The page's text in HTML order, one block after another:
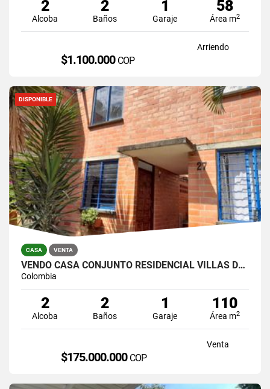
2
Alcoba
2
Baños
1
Garaje
58
Área m2
Arriendo
$1.100.000 COP
DISPONIBLE
CASA VENTA
VENDO CASA CONJUNTO RESIDENCIAL VILLAS DE ALTAGRACIA, JAMUNDI
Colombia
2
Alcoba
2
Baños
1
Garaje
110
Área m2
Venta
$175.000.000 COP